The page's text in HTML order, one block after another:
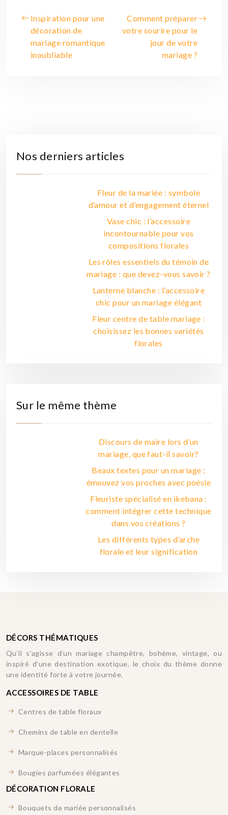
Inspiration pour une
décoration de
mariage romantique
inoubliable
Comment préparer
votre sourire pour le
jour de votre
mariage ?
Nos derniers articles
Fleur de la mariée : symbole
d’amour et d’engagement éternel
Vase chic : l’accessoire
incontournable pour vos
compositions florales
Les rôles essentiels du témoin de
mariage : que devez-vous savoir ?
Lanterne blanche : l’accessoire
chic pour un mariage élégant
Fleur centre de table mariage :
choisissez les bonnes variétés
florales
Sur le même thème
Discours de maire lors d’un
mariage, que faut-il savoir?
Beaux textes pour un mariage :
émouvez vos proches avec poésie
Fleuriste spécialisé en ikebana :
comment intégrer cette technique
dans vos créations ?
Les différents types d’arche
florale et leur signification
DÉCORS THÉMATIQUES
Qu’il s’agisse d’un mariage champêtre, bohème, vintage, ou
inspiré d’une destination exotique, le choix du thème donne
une identité forte à votre journée.
ACCESSOIRES DE TABLE
Centres de table floraux
Chemins de table en dentelle
Marque-places personnalisés
Bougies parfumées élégantes
DÉCORATION FLORALE
Bouquets de mariée personnalisés